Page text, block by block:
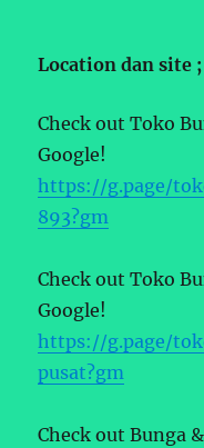
Location dan site ;
Check out Toko
Google!
https://g.page/
893?gm
Check out Toko
Google!
https://g.page/
pusat?gm
Check out Bunga